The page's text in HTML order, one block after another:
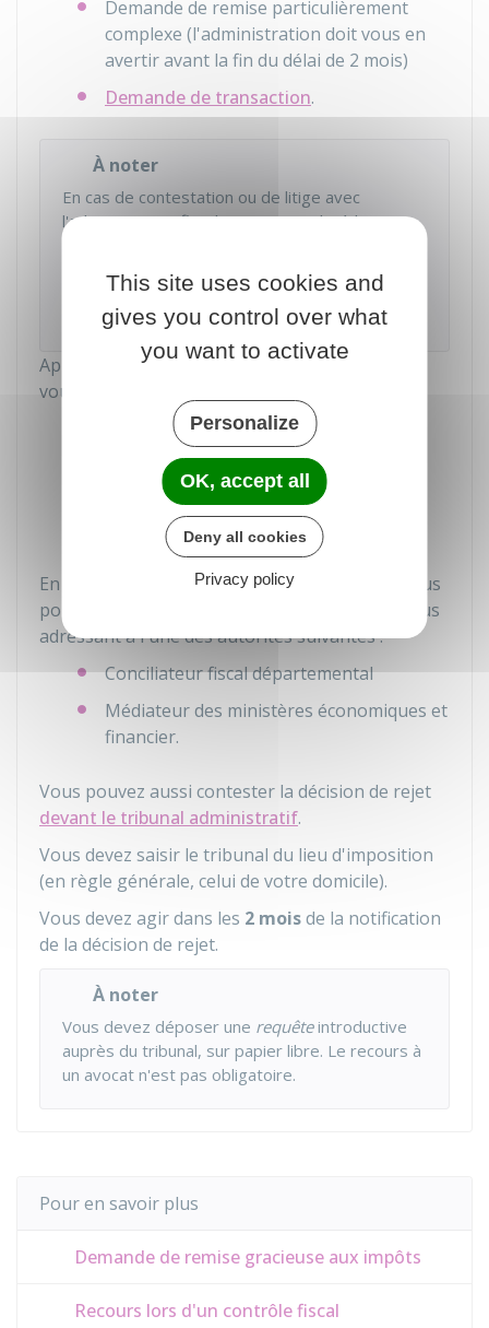
Demande de remise particulièrement
complexe (l'administration doit vous en
avertir avant la fin du délai de 2 mois)
Demande de transaction.
À noter
En cas de contestation ou de litige avec
l'administration fiscale (par exemple, à la suite
transaction peut, sous de strictes conditions,
permettre d'obtenir une réduction despénalités
et intérêts de retard dus.
Après l'examen de votre demande, les impôts
vous font part de leur décision :
Remise accordée
Remise accordée sous conditions
(précisées dans la décision)
Rejet de votre demande.
En cas de rejet de votre demande de remise, vous
pouvez
, en vous
adressant à l'une des autorités suivantes :
Conciliateur fiscal départemental
Médiateur des ministères économiques et
financier.
Vous pouvez aussi contester la décision de rejet
devant le tribunal administratif.
Vous devez saisir le tribunal du lieu d'imposition
(en règle générale, celui de votre domicile).
Vous devez agir dans les 2 moisde la notification
de la décision de rejet.
À noter
Vous devez déposer une requêteintroductive
auprès du tribunal, sur papier libre. Le recours à
un avocat n'est pas obligatoire.
Pour en savoir plus
Demande de remise gracieuse aux impôts
Recours lors d'un contrôle fiscal
This site uses cookies and
gives you control over what
you want to activate
Personalize
OK, accept all
Deny all cookies
Privacy policy